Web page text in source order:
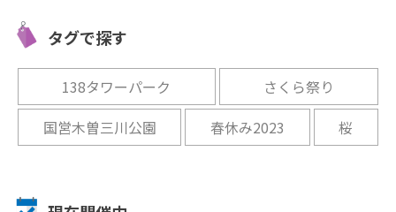
で登場
開催中
タグで探す
138タワーパーク
さくら祭り
国営木曽三川公園
春休み2023 桜